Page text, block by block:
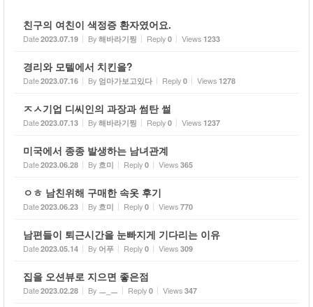
친구의 여친이 색정증 환자였어요.
Date2023.07.19 By 해바라기찡 Reply 0 Views 1233
경리와 모텔에서 치킨을?
Date2023.07.16 By 엄마가보고있다 Reply 0 Views 1278
ㅈㅅ기업 디씨인의 과장과 썸탄 썰
Date2023.07.13 By 해바라기찡 Reply 0 Views 1237
미국에서 종종 발생하는 남녀관계
Date2023.06.28 By 흐미 Reply 0 Views 365
ㅇㅎ 남친위해 구매한 속옷 후기
Date2023.06.23 By 흐미 Reply 0 Views 770
남편들이 퇴근시간을 눈빠지게 기다리는 이유
Date2023.05.14 By 어푸 Reply 0 Views 309
집을 오션뷰로 지으면 좋은점
Date2023.02.28 By ㅡ_ㅡ Reply 0 Views 347